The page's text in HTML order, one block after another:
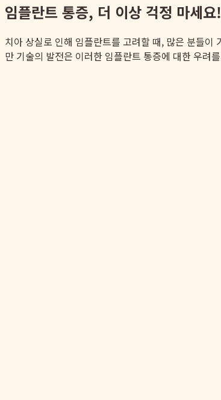
임플란트 통증, 더 이상 걱정 마세
치아 상실로 인해 임플란트를 고려할 때, 많은 분들이
만 기술의 발전은 이러한 임플란트 통증에 대한 우려